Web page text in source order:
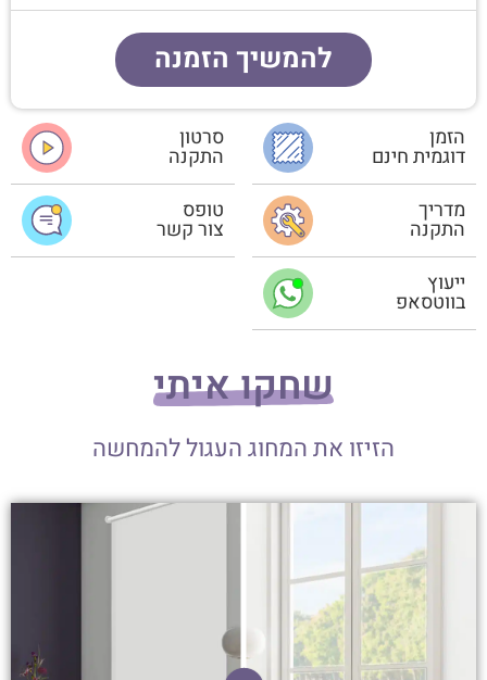
להמשיך הזמנה
הזמן
דוגמית חינם
סרטון
התקנה
מדריך
התקנה
טופס
צור קשר
ייעוץ
בווטסאפ
שחקו איתי
הזיזו את המחוג העגול להמחשה